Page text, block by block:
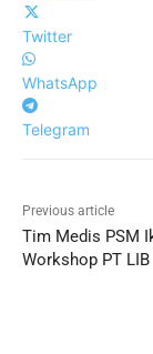
Twitter
WhatsApp
Telegram
Previous article
Tim Medis PSM
Workshop PT LIB